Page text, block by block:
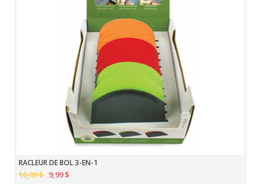
RACLEUR DE BOL 3-EN-1
10,99 $ 9,99 $